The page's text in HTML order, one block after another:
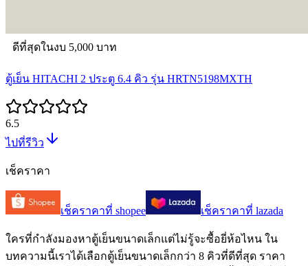
ดีที่สุดในงบ 5,000 บาท
ตู้เย็น HITACHI 2 ประตู 6.4 คิว รุ่น HRTN5198MXTH
6.5
ไปที่รีวิว
เช็คราคา
เช็คราคาที่ shopee เช็คราคาที่ lazada
ใครที่กำลังมองหาตู้เย็นขนาดเล็กแต่ไม่รู้จะซื้อยี่ห้อไหน ใน
บทความนี้เราได้เลือกตู้เย็นขนาดเล็กกว่า 8 คิวที่ดีที่สุด ราคา